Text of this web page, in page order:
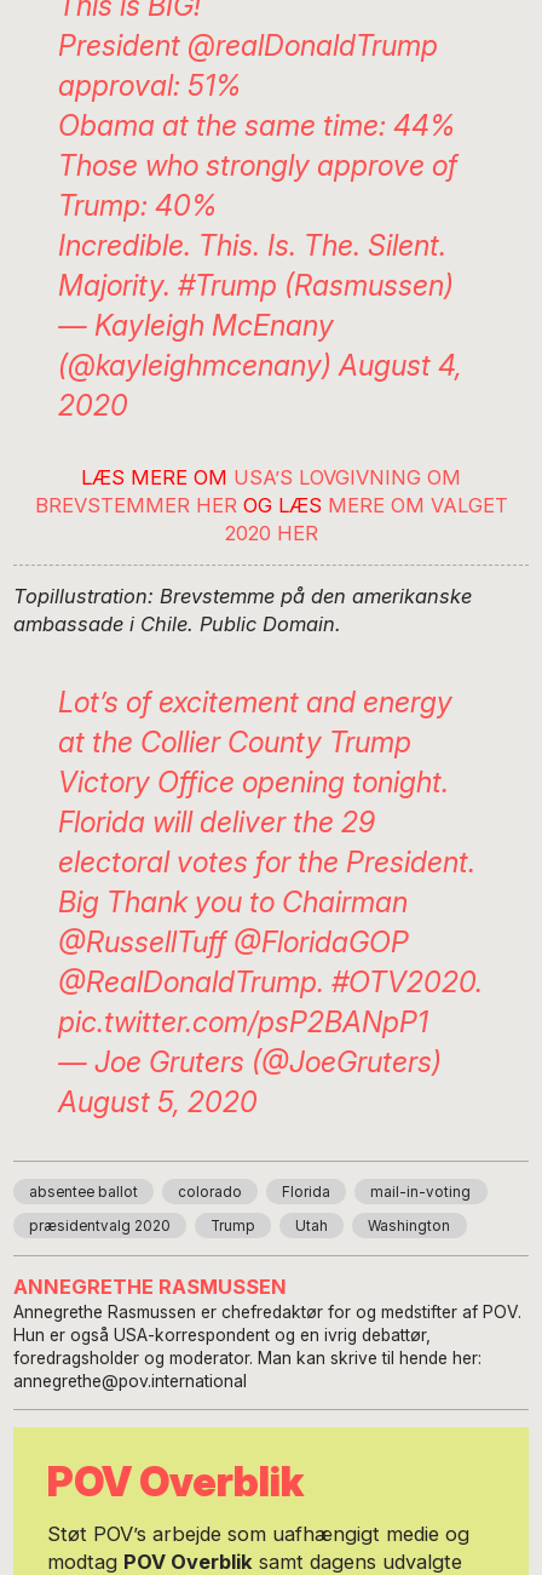
President @realDonaldTrump
approval: 51%
Obama at the same time: 44%
Those who strongly approve of
Trump: 40%
Incredible. This. Is. The. Silent.
Majority. #Trump (Rasmussen)
— Kayleigh McEnany
(@kayleighmcenany)August 4,
2020
LÆS MERE OM USA’S LOVGIVNING OM
BREVSTEMMER HEROG LÆS MERE OM VALGET
2020 HER
Topillustration: Brevstemme på den amerikanske
ambassade i Chile. Public Domain.
Lot’s of excitement and energy
at the Collier County Trump
Victory Office opening tonight.
Florida will deliver the 29
electoral votes for the President.
Big Thank you to Chairman
@RussellTuff @FloridaGOP
@RealDonaldTrump. #OTV2020.
pic.twitter.com/psP2BANpP1
— Joe Gruters (@JoeGruters)
August 5, 2020
absentee ballot colorado Florida mail-in-voting
præsidentvalg 2020 Trump Utah Washington
ANNEGRETHE RASMUSSEN
Annegrethe Rasmussen er chefredaktør for og medstifter af POV.
Hun er også USA-korrespondent og en ivrig debattør,
foredragsholder og moderator. Man kan skrive til hende her:
annegrethe@pov.international
POV Overblik
Støt POV’s arbejde som uafhængigt medie og
modtag POV Overblik samt dagens udvalgte